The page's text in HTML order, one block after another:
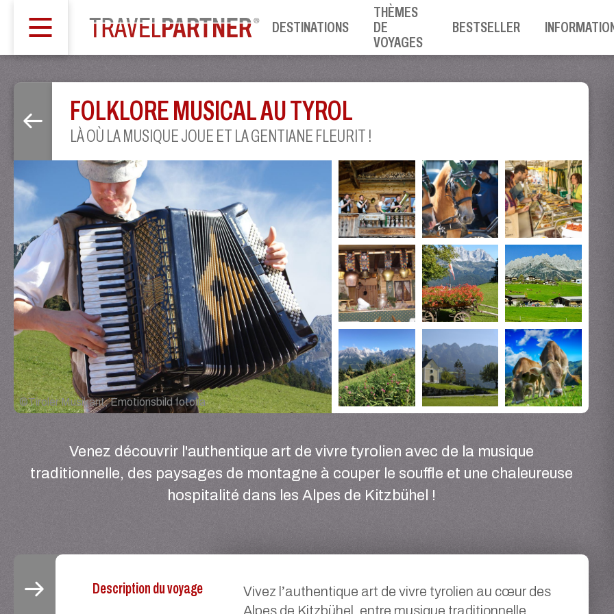
DESTINATIONS
THÈMES
DE
VOYAGES
BESTSELLER
FOLKLORE MUSICAL AU TYROL
LÀ OÙ LA MUSIQUE JOUE ET LA GENTIANE FLEURIT !
©Tiroler Musikant, Emotionsbild fotolia
Venez découvrir l'authentique art de vivre tyrolien avec de la musique
traditionnelle, des paysages de montagne à couper le souffle et une chaleureuse
hospitalité dans les Alpes de Kitzbühel !
Description du voyage
Vivez l’authentique art de vivre tyrolien au cœur des